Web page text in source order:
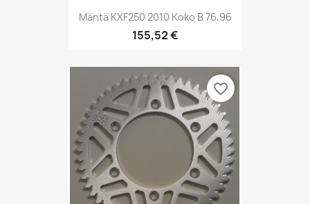
Mäntä KXF250 2010 Koko B 76,96
155,52 €
favorite_border